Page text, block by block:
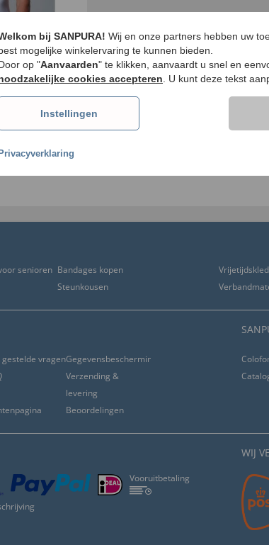
senioren Bandages kopen
Steunkousen
gestelde vragenGegevensbescherming
Verzending &
levering
Beoordelingen
Vooruitbetaling
WIJ
bij SANPURA! Wij en onze partners hebben uw
mogelijke winkelervaring te kunnen bieden.
op "Aanvaarden" te klikken, aanvaardt u snel en
cookies accepteren . U kunt deze tekst
Instellingen
Privacyverklaring